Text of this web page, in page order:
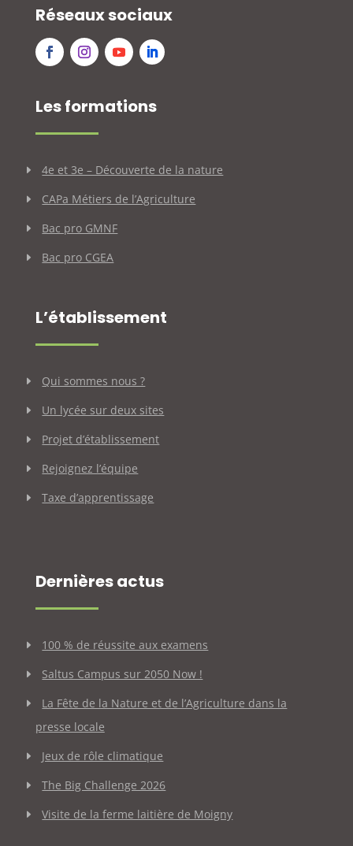
Réseaux sociaux
Les formations
4e et 3e – Découverte de la nature
CAPa Métiers de l’Agriculture
Bac pro GMNF
Bac pro CGEA
L’établissement
Qui sommes nous ?
Un lycée sur deux sites
Projet d’établissement
Rejoignez l’équipe
Taxe d’apprentissage
Dernières actus
100 % de réussite aux examens
Saltus Campus sur 2050 Now !
La Fête de la Nature et de l’Agriculture dans la
presse locale
Jeux de rôle climatique
The Big Challenge 2026
Visite de la ferme laitière de Moigny